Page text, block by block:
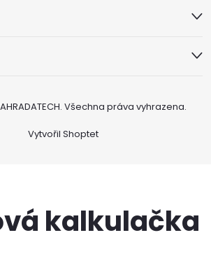
Vytvořil Shoptet
. Všechna práva vyhrazena.
kalkulačka